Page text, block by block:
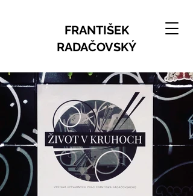
FRANTIŠEK
RADAČOVSKÝ